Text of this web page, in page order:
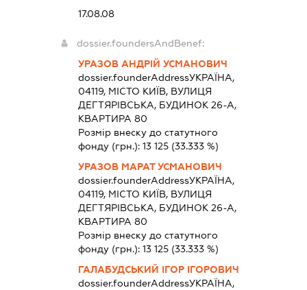
17.08.08
dossier.foundersAndBenef:
УРАЗОВ АНДРІЙ УСМАНОВИЧ
dossier.founderAddressУКРАЇНА,
04119, МІСТО КИЇВ, ВУЛИЦЯ
ДЕГТЯРІВСЬКА, БУДИНОК 26-А,
КВАРТИРА 80
Розмір внеску до статутного
фонду (грн.): 13 125(33.333 %)
УРАЗОВ МАРАТ УСМАНОВИЧ
dossier.founderAddressУКРАЇНА,
04119, МІСТО КИЇВ, ВУЛИЦЯ
ДЕГТЯРІВСЬКА, БУДИНОК 26-А,
КВАРТИРА 80
Розмір внеску до статутного
фонду (грн.): 13 125(33.333 %)
ГАЛАБУДСЬКИЙ ІГОР ІГОРОВИЧ
dossier.founderAddressУКРАЇНА,